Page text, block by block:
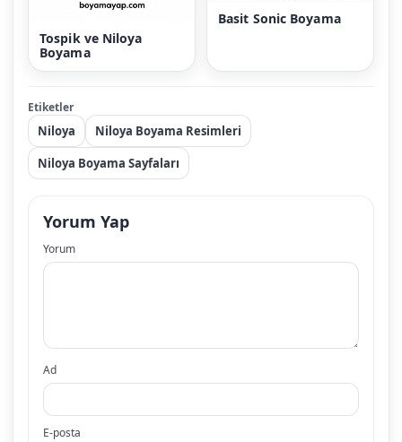
Tospik ve Niloya
Boyama
Basit Sonic Boyama
Etiketler
Niloya
Niloya Boyama Resimleri
Niloya Boyama Sayfaları
Yorum Yap
Yorum
Ad
E-posta